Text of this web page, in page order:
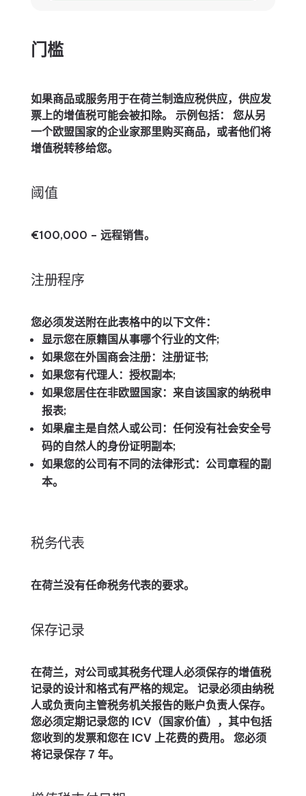
门槛
如果商品或服务用于在荷兰制造应税供应，供应发
票上的增值税可能会被扣除。 示例包括： 您从另
一个欧盟国家的企业家那里购买商品，或者他们将
增值税转移给您。
阈值
€100,000 – 远程销售。
注册程序
您必须发送附在此表格中的以下文件：
显示您在原籍国从事哪个行业的文件;
如果您在外国商会注册：注册证书;
如果您有代理人：授权副本;
如果您居住在非欧盟国家：来自该国家的纳税申
报表;
如果雇主是自然人或公司：任何没有社会安全号
码的自然人的身份证明副本;
如果您的公司有不同的法律形式：公司章程的副
本。
税务代表
在荷兰没有任命税务代表的要求。
保存记录
在荷兰，对公司或其税务代理人必须保存的增值税
记录的设计和格式有严格的规定。 记录必须由纳税
人或负责向主管税务机关报告的账户负责人保存。
您必须定期记录您的 ICV（国家价值），其中包括
您收到的发票和您在 ICV 上花费的费用。 您必须
将记录保存 7 年。